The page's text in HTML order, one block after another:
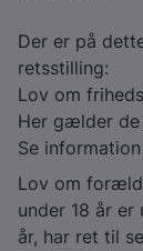
Der er på
retsstilling:
Lov om
Her gælder de
Se
Lov om
under 18 år
år, har ret til